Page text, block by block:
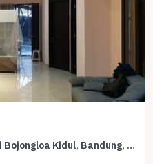
Rumah Minimalis Disewakan di Bojongloa Kidul, Bandung, Harga Ekonomis